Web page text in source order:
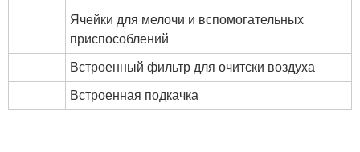
Ячейки для мелочи и вспомогательных
приспособлений
Встроенный фильтр для очитски воздуха
Встроенная подкачка